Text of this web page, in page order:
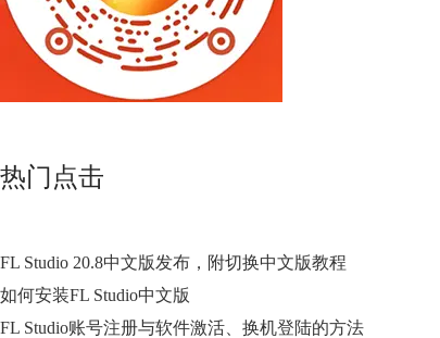
热门点击
FL Studio 20.8中文版发布，附切换中文版教程
如何安装FL Studio中文版
FL Studio账号注册与软件激活、换机登陆的方法